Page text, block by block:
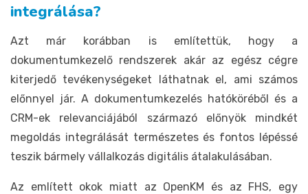
integrálása?
Azt már korábban is említettük, hogy a
dokumentumkezelő rendszerek akár az egész cégre
kiterjedő tevékenységeket láthatnak el, ami számos
előnnyel jár. A dokumentumkezelés hatóköréből és a
CRM-ek relevanciájából származó előnyök mindkét
megoldás integrálását természetes és fontos lépéssé
teszik bármely vállalkozás digitális átalakulásában.
Az említett okok miatt az OpenKM és az FHS, egy